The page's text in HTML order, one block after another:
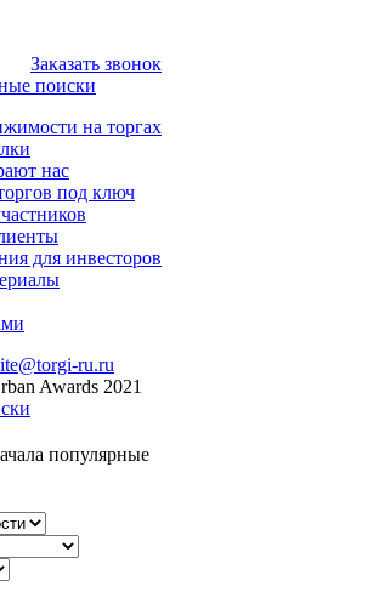
Заказать звонок
поиски
на торгах
нас
под ключ
для инвесторов
ru.ru
популярные